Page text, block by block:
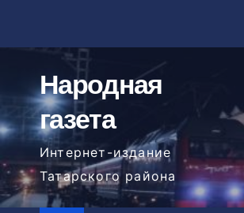
содержимому
Народная
газета
Интернет-издание
Татарского района